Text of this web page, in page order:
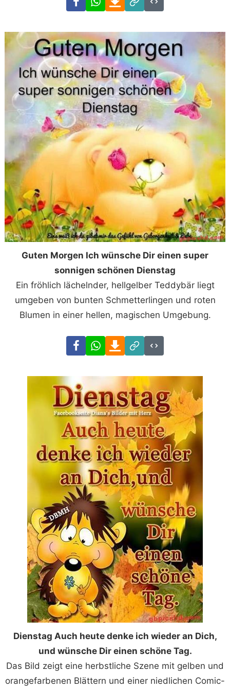
Link
Code
Guten Morgen Ich wünsche Dir einen super
sonnigen schönen Dienstag
Ein fröhlich lächelnder, hellgelber Teddybär liegt
umgeben von bunten Schmetterlingen und roten
Blumen in einer hellen, magischen Umgebung.
FacebookWhatsAppDownload
Link
Code
Dienstag Auch heute denke ich wieder an Dich,
und wünsche Dir einen schöne Tag.
Das Bild zeigt eine herbstliche Szene mit gelben und
orangefarbenen Blättern und einer niedlichen Comic-